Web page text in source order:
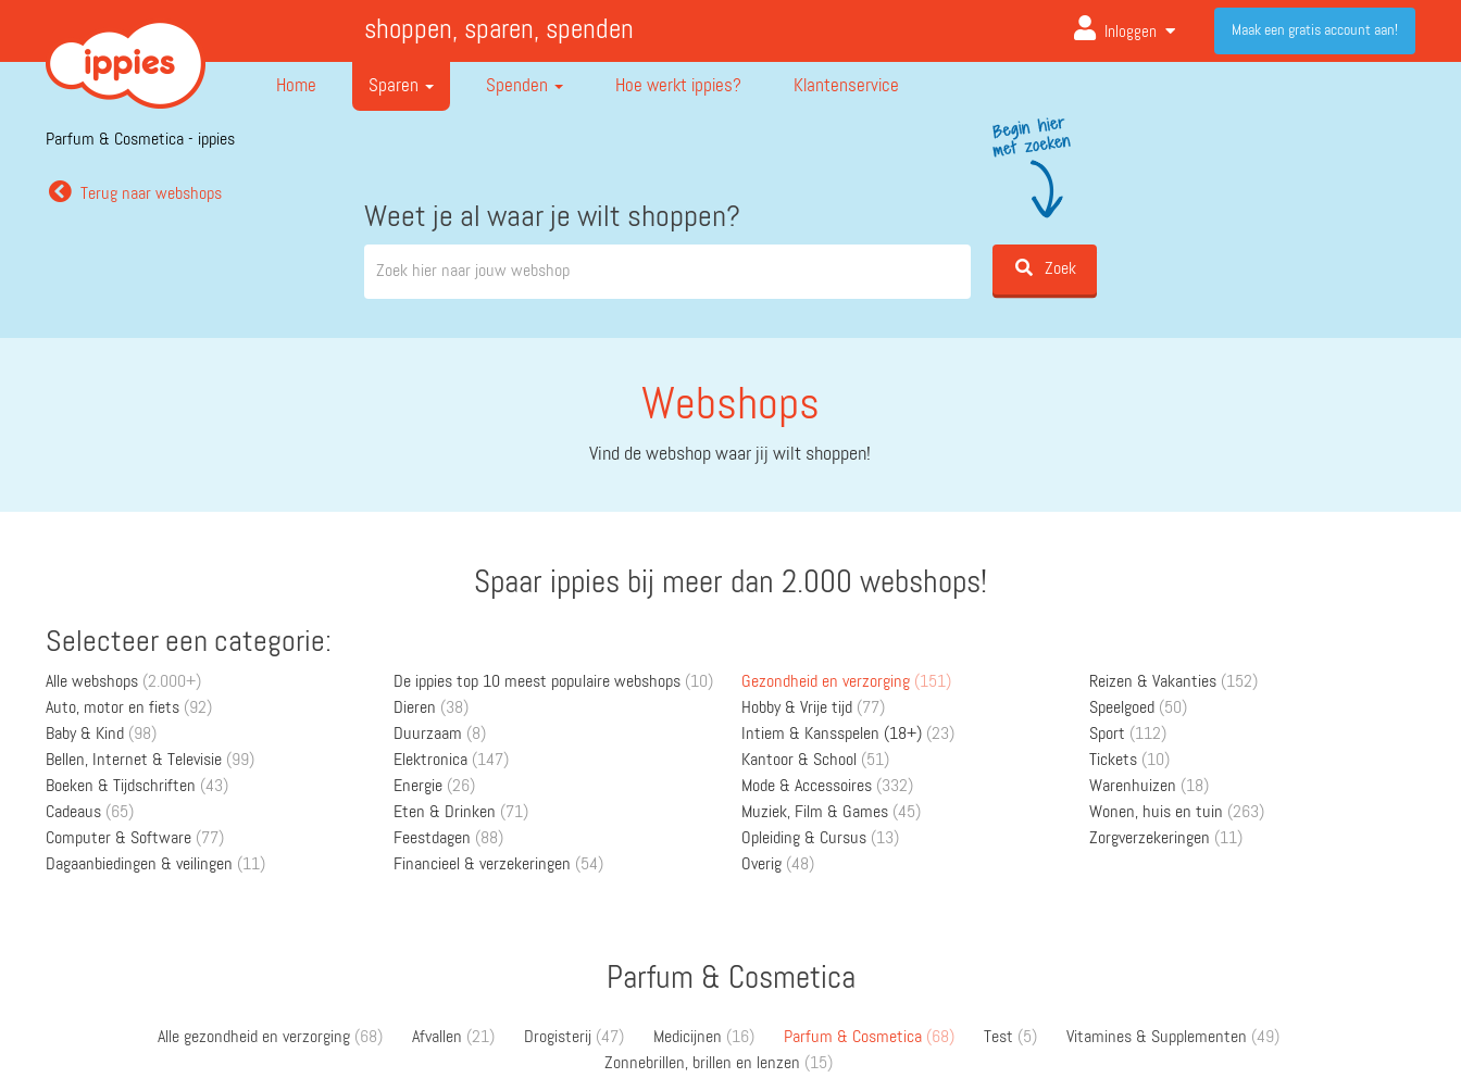
shoppen, sparen, spenden Inloggen Maak een gratis account aan!
Home Sparen Spenden Hoe werkt ippies? Klantenservice
Parfum & Cosmetica - ippies
Terug naar webshops
Weet je al waar je wilt shoppen?
Zoek
Webshops
Vind de webshop waar jij wilt shoppen!
Spaar ippies bij meer dan 2.000 webshops!
Selecteer een categorie:
Alle webshops (2.000+)
Auto, motor en fiets (92)
Baby & Kind (98)
Bellen, Internet & Televisie (99)
Boeken & Tijdschriften (43)
Cadeaus (65)
Computer & Software (77)
Dagaanbiedingen & veilingen (11)
De ippies top 10 meest populaire webshops (10)
Dieren (38)
Duurzaam (8)
Elektronica (147)
Energie (26)
Eten & Drinken (71)
Feestdagen (88)
Financieel & verzekeringen (54)
Gezondheid en verzorging (151)
Hobby & Vrije tijd (77)
Intiem & Kansspelen (18+) (23)
Kantoor & School (51)
Mode & Accessoires (332)
Muziek, Film & Games (45)
Opleiding & Cursus (13)
Overig (48)
Reizen & Vakanties (152)
Speelgoed (50)
Sport (112)
Tickets (10)
Warenhuizen (18)
Wonen, huis en tuin (263)
Zorgverzekeringen (11)
Parfum & Cosmetica
Alle gezondheid en verzorging (68) Afvallen (21) Drogisterij (47) Medicijnen (16) Parfum & Cosmetica (68) Test (5) Vitamines & Supplementen (49)
Zonnebrillen, brillen en lenzen (15)